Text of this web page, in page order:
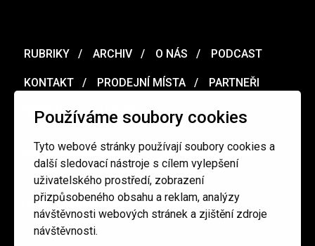
Používáme soubory cookies
Tyto webové stránky používají soubory cookies a
další sledovací nástroje s cílem vylepšení
uživatelského prostředí, zobrazení
přizpůsobeného obsahu a reklam, analýzy
návštěvnosti webových stránek a zjištění zdroje
návštěvnosti.
RUBRIKY ARCHIV O NÁS PODCAST
KONTAKT PRODEJNÍ MÍSTA PARTNEŘI
MERCH VOUCHER
Ochrana osobních údajů / Obchodní podmínky
redakce@cinepur.cz